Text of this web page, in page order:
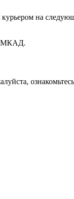
курьером на
МКАД.